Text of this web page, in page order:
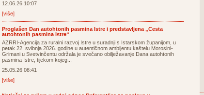
12.06.26 10:07
[više]
Proglašen Dan autohtonih pasmina Istre i predstavljena „Cesta
autohtonih pasmina Istre“
AZRRI-Agencija za ruralni razvoj Istre u suradnji s Istarskom županijom, u
petak 22. svibnja 2026. godine u autentičnom ambijentu kaštelu Morosini-
Grimani u Svetvinčentu održala je svečano obilježavanje Dana autohtonih
pasmina Istre, tijekom kojeg...
25.05.26 08:41
[više]